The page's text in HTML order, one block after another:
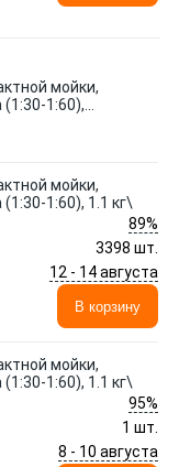
мойки,
1:60),
мойки,
1:60), 1.1 кг\
89%
3398 шт.
12 - 14 августа
В корзину
мойки,
1:60), 1.1 кг\
95%
1 шт.
8 - 10 августа